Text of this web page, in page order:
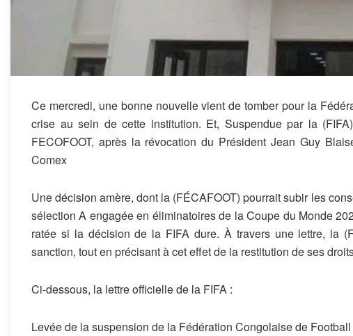
Ce mercredi, une bonne nouvelle vient de tomber pour la
crise au sein de cette institution. Et, Suspendue par la
FECOFOOT, après la révocation du Président Jean Guy
Comex
Une décision amère, dont la (FÉCAFOOT) pourrait subir les
sélection A engagée en éliminatoires de la Coupe du Monde
ratée si la décision de la FIFA dure. À travers une lettre, la
sanction, tout en précisant à cet effet de la restitution de ses
Ci-dessous, la lettre officielle de la FIFA :
Levée de la suspension de la Fédération Congolaise de